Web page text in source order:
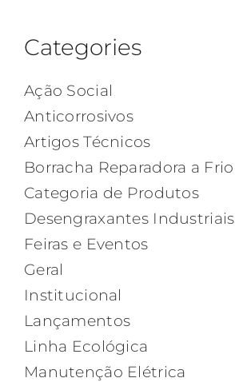
Categories
Ação Social
Anticorrosivos
Artigos Técnicos
Borracha Reparadora a Frio
Categoria de Produtos
Desengraxantes Industriais
Feiras e Eventos
Geral
Institucional
Lançamentos
Linha Ecológica
Manutenção Elétrica